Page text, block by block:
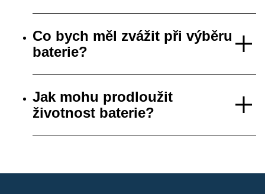
Co bych měl zvážit při výběru
baterie?
Jak mohu prodloužit
životnost baterie?